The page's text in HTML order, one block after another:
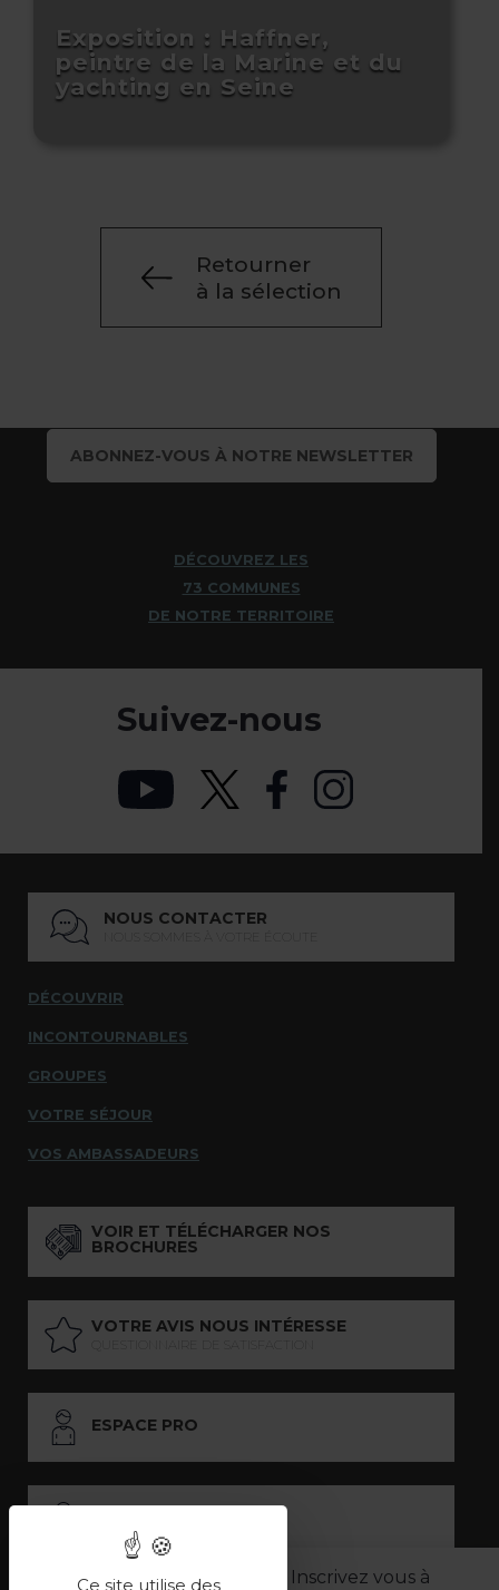
Exposition : Haffner,
peintre de la Marine et du
yachting en Seine
Retourner
à la sélection
Inscrivez vous à
ABONNEZ-VOUS À NOTRE NEWSLETTER
DÉCOUVREZ LES
73 COMMUNES
DE NOTRE TERRITOIRE
Suivez-nous
NOUS CONTACTER
DÉCOUVRIR
INCONTOURNABLES
GROUPES
VOTRE SÉJOUR
VOS AMBASSADEURS
VOIR ET TÉLÉCHARGER NOS
BROCHURES
VOTRE AVIS NOUS INTÉRESSE
ESPACE PRO
Ce site utilise des